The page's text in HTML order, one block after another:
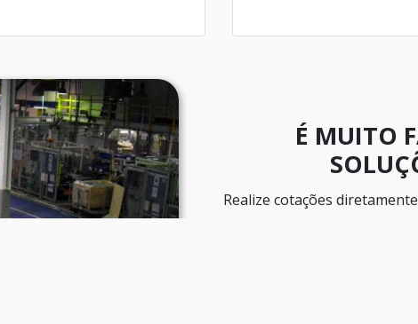
É MUITO
Realize cotações